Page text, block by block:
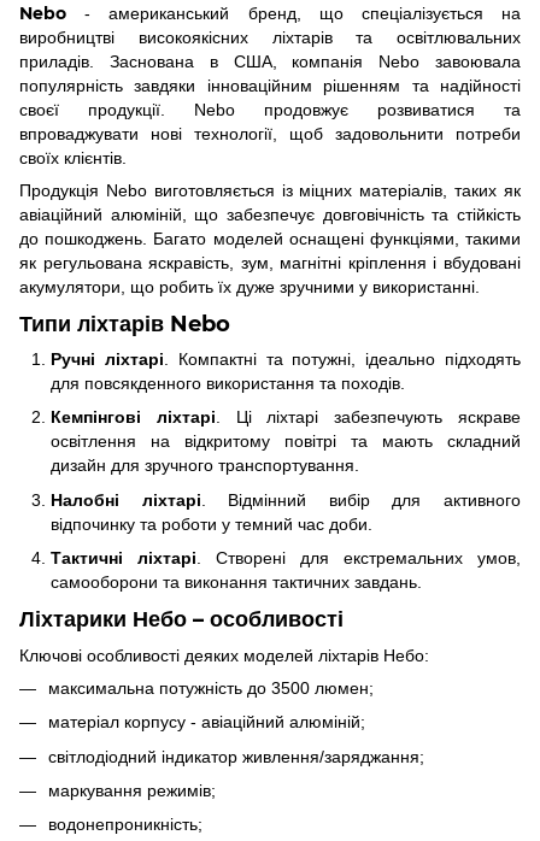
Nebo - американський бренд, що спеціалізується на
виробництві високоякісних ліхтарів та освітлювальних
приладів. Заснована в США, компанія Nebo завоювала
популярність завдяки інноваційним рішенням та надійності
своєї продукції. Nebo продовжує розвиватися та
впроваджувати нові технології, щоб задовольнити потреби
своїх клієнтів.
Продукція Nebo виготовляється із міцних матеріалів, таких як
авіаційний алюміній, що забезпечує довговічність та стійкість
до пошкоджень. Багато моделей оснащені функціями, такими
як регульована яскравість, зум, магнітні кріплення і вбудовані
акумулятори, що робить їх дуже зручними у використанні.
Типи ліхтарів Nebo
Ручні ліхтарі . Компактні та потужні, ідеально підходять
для повсякденного використання та походів.
Кемпінгові ліхтарі. Ці ліхтарі забезпечують яскраве
освітлення на відкритому повітрі та мають складний
дизайн для зручного транспортування.
Налобні ліхтарі . Відмінний вибір для активного
відпочинку та роботи у темний час доби.
Тактичні ліхтарі. Створені для екстремальних умов,
самооборони та виконання тактичних завдань.
Ліхтарики Небо – особливості
Ключові особливості деяких моделей ліхтарів Небо:
максимальна потужність до 3500 люмен;
матеріал корпусу - авіаційний алюміній;
світлодіодний індикатор живлення/заряджання;
маркування режимів;
водонепроникність;